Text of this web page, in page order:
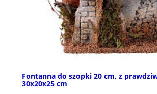
Fontanna do szopki 20 cm, z
30x20x25 cm